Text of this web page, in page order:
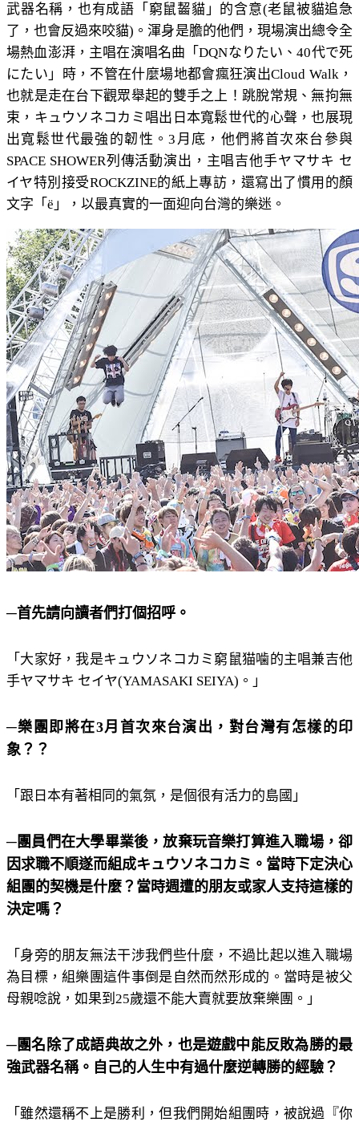
武器名稱，也有成語「窮鼠齧貓」的含意(老鼠被貓追急
了，也會反過來咬貓)。渾身是膽的他們，現場演出總令全
場熱血澎湃，主唱在演唱名曲「DQNなりたい、40代で死
にたい」時，不管在什麼場地都會瘋狂演出Cloud Walk，
也就是走在台下觀眾舉起的雙手之上！跳脫常規、無拘無
束，キュウソネコカミ唱出日本寬鬆世代的心聲，也展現
出寬鬆世代最強的韌性。3月底，他們將首次來台參與
SPACE SHOWER列傳活動演出，主唱吉他手ヤマサキ セ
イヤ特別接受ROCKZINE的紙上專訪，還寫出了慣用的顏
文字「ё」，以最真實的一面迎向台灣的樂迷。
─首先請向讀者們打個招呼。
「大家好，我是キュウソネコカミ窮鼠猫噛的主唱兼吉他
手ヤマサキ セイヤ(YAMASAKI SEIYA)。」
─樂團即將在3月首次來台演出，對台灣有怎樣的印
象？？
「跟日本有著相同的氣氛，是個很有活力的島國」
─團員們在大學畢業後，放棄玩音樂打算進入職場，卻
因求職不順遂而組成キュウソネコカミ。當時下定決心
組團的契機是什麼？當時週遭的朋友或家人支持這樣的
決定嗎？
「身旁的朋友無法干涉我們些什麼，不過比起以進入職場
為目標，組樂團這件事倒是自然而然形成的。當時是被父
母親唸說，如果到25歲還不能大賣就要放棄樂團。」
─團名除了成語典故之外，也是遊戲中能反敗為勝的最
強武器名稱。自己的人生中有過什麼逆轉勝的經驗？
「雖然還稱不上是勝利，但我們開始組團時，被說過『你